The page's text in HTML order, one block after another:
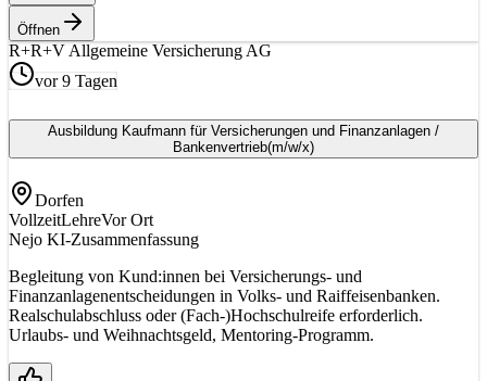
Öffnen
R+R+V Allgemeine Versicherung AG
vor 9 Tagen
Ausbildung Kaufmann für Versicherungen und Finanzanlagen /
Bankenvertrieb(m/w/x)
Dorfen
VollzeitLehreVor Ort
Nejo KI-Zusammenfassung
Begleitung von Kund:innen bei Versicherungs- und
Finanzanlagenentscheidungen in Volks- und Raiffeisenbanken.
Realschulabschluss oder (Fach-)Hochschulreife erforderlich.
Urlaubs- und Weihnachtsgeld, Mentoring-Programm.